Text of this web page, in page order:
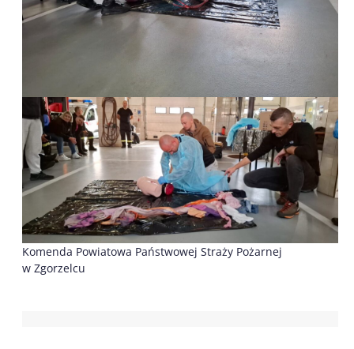
Komenda Powiatowa Państwowej Straży Pożarnej
w Zgorzelcu